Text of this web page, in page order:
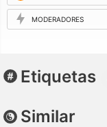
MODERADORES
Etiquetas
Similar